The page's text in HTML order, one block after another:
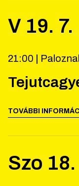
V 19. 7.
21:00 |
TOVÁBBI
Szo 18.